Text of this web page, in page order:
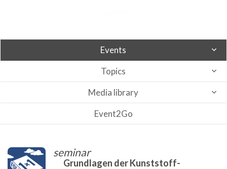
Events
Topics
Media library
Event2Go
seminar
Grundlagen der Kunststoff-